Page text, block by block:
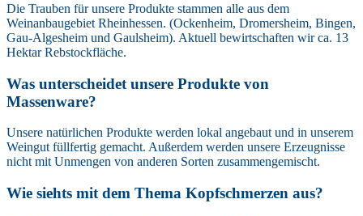
Die Trauben für unsere Produkte stammen alle aus dem
Weinanbaugebiet Rheinhessen. (Ockenheim, Dromersheim, Bingen,
Gau-Algesheim und Gaulsheim). Aktuell bewirtschaften wir ca. 13
Hektar Rebstockfläche.
Was unterscheidet unsere Produkte von
Massenware?
Unsere natürlichen Produkte werden lokal angebaut und in unserem
Weingut füllfertig gemacht. Außerdem werden unsere Erzeugnisse
nicht mit Unmengen von anderen Sorten zusammengemischt.
Wie siehts mit dem Thema Kopfschmerzen aus?